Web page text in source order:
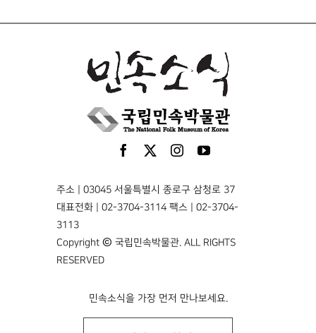
주소 | 03045 서울특별시 종로구 삼청로 37
대표전화 | 02-3704-3114 팩스 | 02-3704-
3113
Copyright © 국립민속박물관. ALL RIGHTS
RESERVED
민속소식을 가장 먼저 만나보세요.